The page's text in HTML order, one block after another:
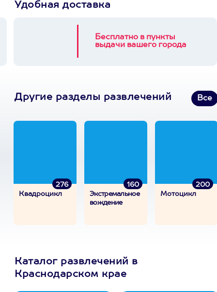
Удобная доставка
Бесплатно в пункты
выдачи вашего города
Другие разделы развлечений Все
276
Квадроцикл
160
Экстремальное
вождение
200
Мотоцикл
Каталог развлечений в
Краснодарском крае